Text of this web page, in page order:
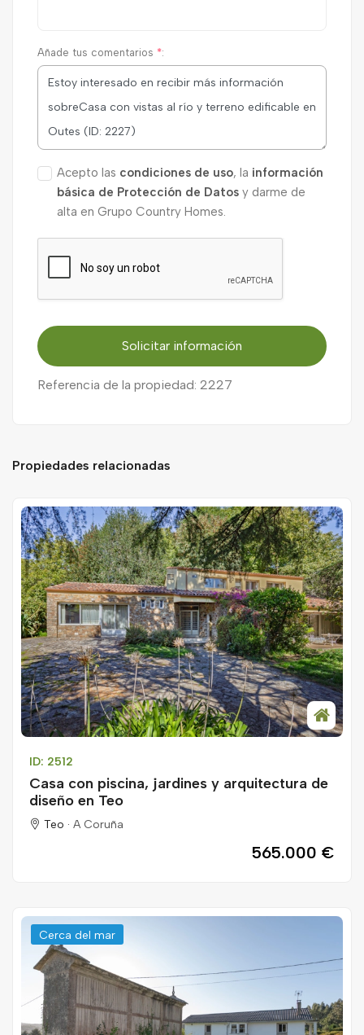
Añade tus comentarios *:
Acepto las condiciones de uso, la información
básica de Protección de Datos y darme de
alta en Grupo Country Homes.
Solicitar información
Referencia de la propiedad: 2227
Propiedades relacionadas
ID: 2512
Casa con piscina, jardines y arquitectura de
diseño en Teo
Teo · A Coruña
565.000 €
Cerca del mar